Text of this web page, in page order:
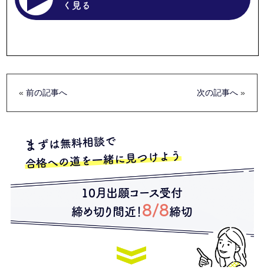
く見る
«前の記事へ 次の記事へ»
ま ずは無料相談で
合格への道を一緒に見つけよう
10月出願コース受付
締め切り間近！ 8/8締切